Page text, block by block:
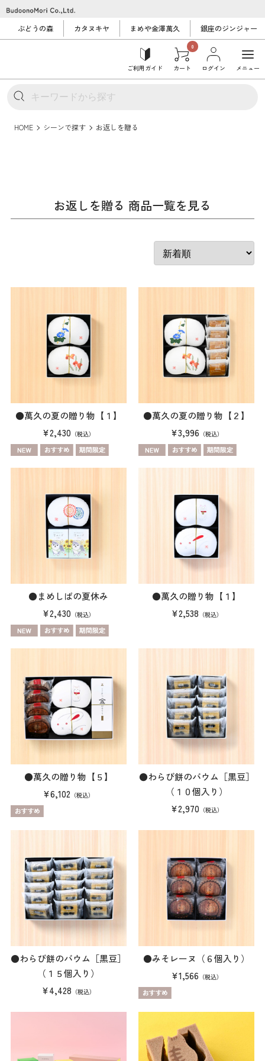
ぶどうの森 カタヌキヤ まめや金澤萬久 銀座のジンジャー
ご利用ガイド
0
カート ログイン メニュー
HOME シーンで探す お返しを贈る
お返しを贈る 商品一覧を見る
●萬久の夏の贈り物【１】
¥2,430 （税込）
●萬久の夏の贈り物【２】
¥3,996 （税込）
●まめしばの夏休み
¥2,430 （税込）
●萬久の贈り物【１】
¥2,538 （税込）
●萬久の贈り物【５】
¥6,102 （税込）
●わらび餅のバウム［黒豆］
（１０個入り）
¥2,970 （税込）
●わらび餅のバウム［黒豆］
（１５個入り）
¥4,428 （税込）
●みそレーヌ（６個入り）
¥1,566 （税込）